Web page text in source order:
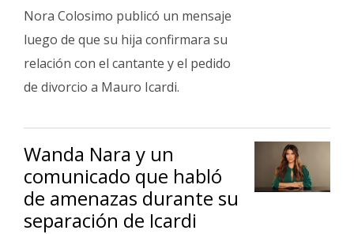
Nora Colosimo publicó un mensaje
luego de que su hija confirmara su
relación con el cantante y el pedido
de divorcio a Mauro Icardi.
Wanda Nara y un
comunicado que habló
de amenazas durante su
separación de Icardi